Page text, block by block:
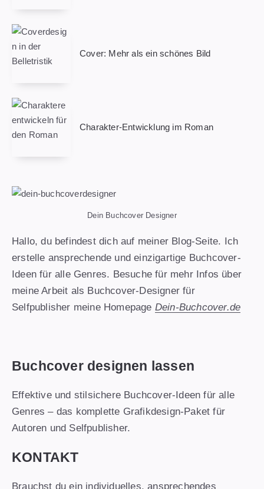
Cover: Mehr als ein schönes Bild
Charakter-Entwicklung im Roman
Dein Buchcover Designer
Hallo, du befindest dich auf meiner Blog-Seite. Ich
erstelle ansprechende und einzigartige Buchcover-
Ideen für alle Genres. Besuche für mehr Infos über
meine Arbeit als Buchcover-Designer für
Selfpublisher meine Homepage Dein-Buchcover.de
Buchcover designen lassen
Effektive und stilsichere Buchcover-Ideen für alle
Genres – das komplette Grafikdesign-Paket für
Autoren und Selfpublisher.
KONTAKT
Brauchst du ein individuelles, ansprechendes